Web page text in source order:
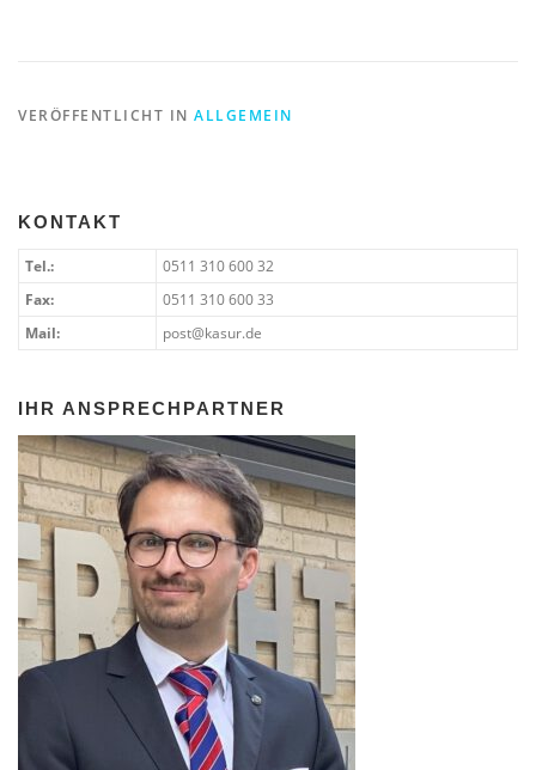
VERÖFFENTLICHT IN ALLGEMEIN
KONTAKT
Tel.:
0511 310 600 32
Fax:
0511 310 600 33
Mail:
post@kasur.de
IHR ANSPRECHPARTNER